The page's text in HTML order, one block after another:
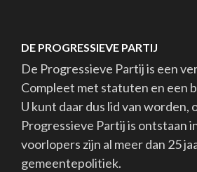
DE PROGRESSIEVE PARTIJ
De Progressieve Partij is een
Compleet met statuten en een
U kunt daar dus lid van worden,
Progressieve Partij is ontstaan
voorlopers zijn al meer dan 25
gemeentepolitiek.